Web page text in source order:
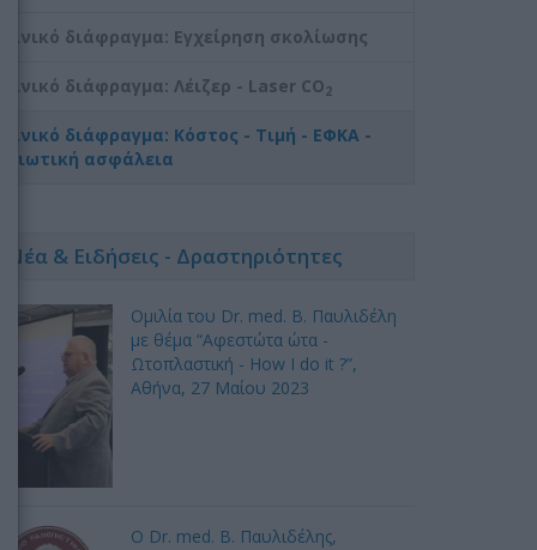
Ρινικό διάφραγμα: Εγχείρηση σκολίωσης
Ρινικό διάφραγμα: Λέιζερ - Laser CO 2
Ρινικό διάφραγμα: Κόστος - Τιμή - ΕΦΚΑ -
Ιδιωτική ασφάλεια
Νέα & Ειδήσεις - Δραστηριότητες
Ομιλία του Dr. med. B. Παυλιδέλη
με θέμα “Αφεστώτα ώτα -
Ωτοπλαστική - How I do it ?”,
Αθήνα, 27 Mαίου 2023
Ο Dr. med. Β. Παυλιδέλης,